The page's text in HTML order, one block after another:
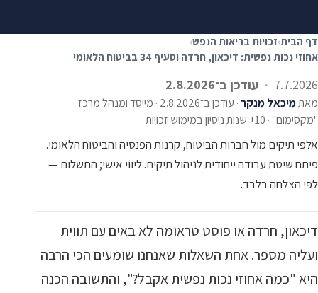
דף הבית›זכויות בריאות הנפש›
אחוזי נכות נפשית: דיכאון, חרדה וסעיף 34 בביטוח הלאומי
7.7.2026 עודכן ב־2.8.2026
מאתמיכאל מנקר · עודכן ב־2.8.2026 · מייסד ומנהל מרכז
"מקסימום" · 10+ שנות ניסיון במימוש זכויות
אלפי תיקים מול חברות הביטוח, קרנות הפנסיה והביטוח הלאומי.
פיתח שיטת עבודה ייחודית לניהול תיקים. ליווי אישי; התשלום —
לפי הצלחה בלבד.
דיכאון, חרדה או פוסט טראומה לא באים עם תווית
ועליה מספר. אחת השאלות שאנחנו שומעים הכי הרבה
היא "כמה אחוזי נכות נפשית אקבל?", והתשובה הכנה